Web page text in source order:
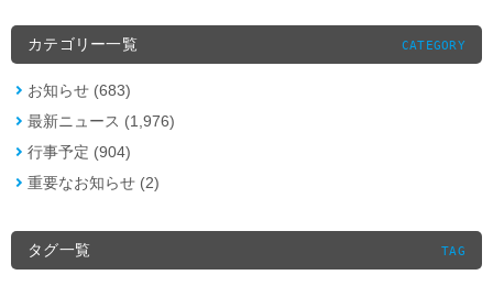
カテゴリー一覧 CATEGORY
お知らせ (683)
最新ニュース (1,976)
行事予定 (904)
重要なお知らせ (2)
タグ一覧 TAG